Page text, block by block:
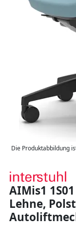
Die Produktabbildung
AIMis1
Lehne,